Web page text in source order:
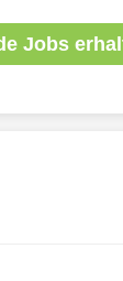
Jobs